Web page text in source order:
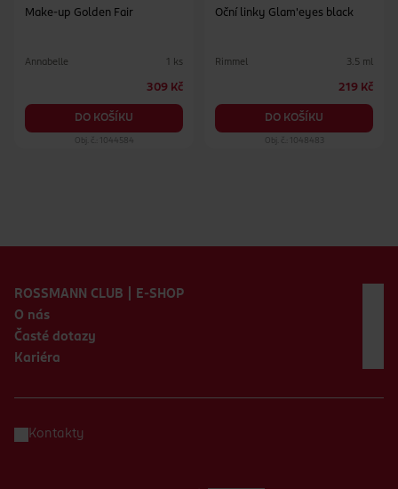
Make-up Golden Fair
Annabelle 1 ks
309 Kč
DO KOŠÍKU
Obj. č.: 1044584
Oční linky Glam'eyes black
Rimmel 3.5 ml
219 Kč
DO KOŠÍKU
Obj. č.: 1048483
ROSSMANN CLUB | E-SHOP
O nás
Časté dotazy
Kariéra
Kontakty